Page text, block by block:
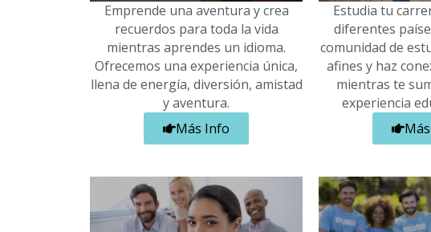
Emprende una aventura y crea
recuerdos para toda la vida
mientras aprendes un idioma.
Ofrecemos una experiencia única,
llena de energía, diversión, amistad
y aventura.
Más Info
Estudia tu
diferentes
comunidad de
afines y haz
mientras te
experiencia